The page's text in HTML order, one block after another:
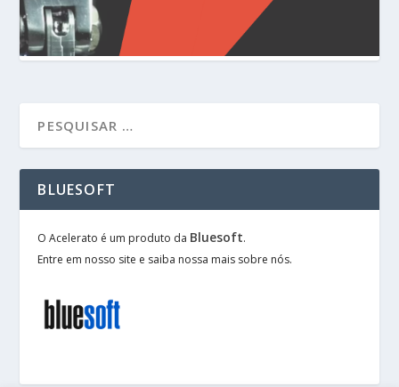
BLUESOFT
O Acelerato é um produto da Bluesoft.
Entre em nosso site e saiba nossa mais sobre nós.